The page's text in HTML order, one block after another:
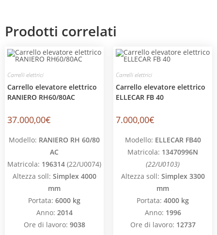
Prodotti correlati
Carrelli elettrici
Carrello elevatore elettrico
RANIERO RH60/80AC
37.000,00€
Modello: RANIERO RH 60/80
AC
Matricola: 196314 (22/U0074)
Altezza soll: Simplex 4000
mm
Portata: 6000 kg
Anno: 2014
Ore di lavoro: 9038
Carrelli elettrici
Carrello elevatore elettrico
ELLECAR FB 40
7.000,00€
Modello: ELLECAR FB40
Matricola: 13470996N
(22/U0103)
Altezza soll: Simplex 3300
mm
Portata: 4000 kg
Anno: 1996
Ore di lavoro: 12737